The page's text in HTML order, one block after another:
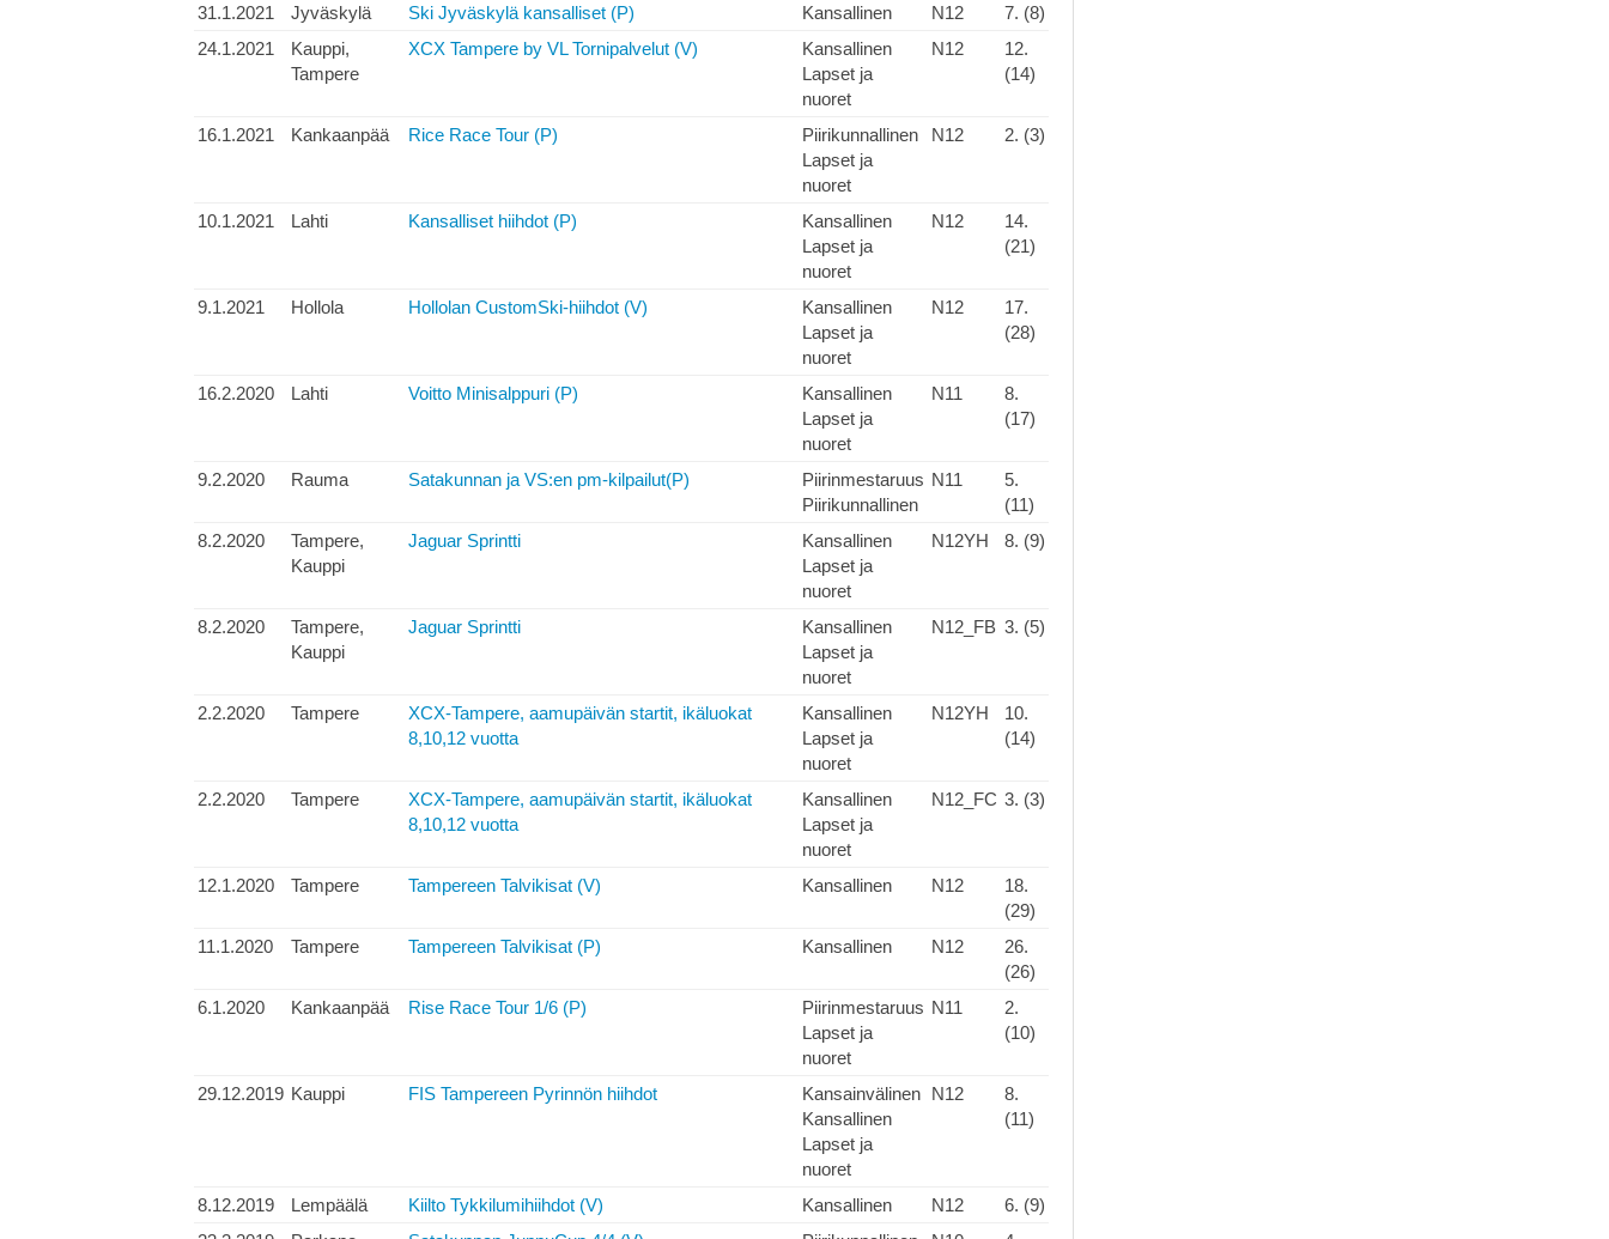
31.1.2021 Jyväskylä Ski Jyväskylä kansalliset (P) Kansallinen N12
7. (8)
24.1.2021
Kauppi,
Tampere
XCX Tampere by VL Tornipalvelut (V)
Kansallinen
Lapset ja
nuoret
N12
12.
(14)
16.1.2021 Kankaanpää Rice Race Tour (P)
Piirikunnallinen
Lapset ja
nuoret
N12 2. (3)
10.1.2021 Lahti Kansalliset hiihdot (P)
Kansallinen
Lapset ja
nuoret
N12
14.
(21)
9.1.2021 Hollola Hollolan CustomSki-hiihdot (V)
Kansallinen
Lapset ja
nuoret
N12
17.
(28)
16.2.2020 Lahti Voitto Minisalppuri (P)
Kansallinen
Lapset ja
nuoret
N11
8.
(17)
9.2.2020 Rauma Satakunnan ja VS:en pm-kilpailut(P)
Piirinmestaruus
Piirikunnallinen
N11
5.
(11)
8.2.2020
Tampere,
Kauppi
Jaguar Sprintti
Kansallinen
Lapset ja
nuoret
N12YH 8. (9)
8.2.2020
Tampere,
Kauppi
Jaguar Sprintti
Kansallinen
Lapset ja
nuoret
N12_FB 3. (5)
2.2.2020 Tampere
XCX-Tampere, aamupäivän startit, ikäluokat
8,10,12 vuotta
Kansallinen
Lapset ja
nuoret
N12YH
10.
(14)
2.2.2020 Tampere
XCX-Tampere, aamupäivän startit, ikäluokat
8,10,12 vuotta
Kansallinen
Lapset ja
nuoret
N12_FC 3. (3)
12.1.2020 Tampere Tampereen Talvikisat (V) Kansallinen N12
18.
(29)
11.1.2020
Tampere Tampereen Talvikisat (P) Kansallinen N12
26.
(26)
6.1.2020
Kankaanpää Rise Race Tour 1/6 (P)
Piirinmestaruus
Lapset ja
nuoret
N11
2.
(10)
29.12.2019 Kauppi FIS Tampereen Pyrinnön hiihdot
Kansainvälinen
Kansallinen
Lapset ja
nuoret
N12
8.
(11)
8.12.2019 Lempäälä Kiilto Tykkilumihiihdot (V) Kansallinen N12
6. (9)